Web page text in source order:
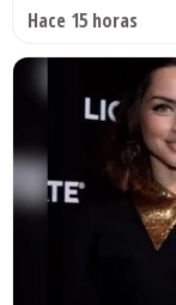
Hace 15 horas